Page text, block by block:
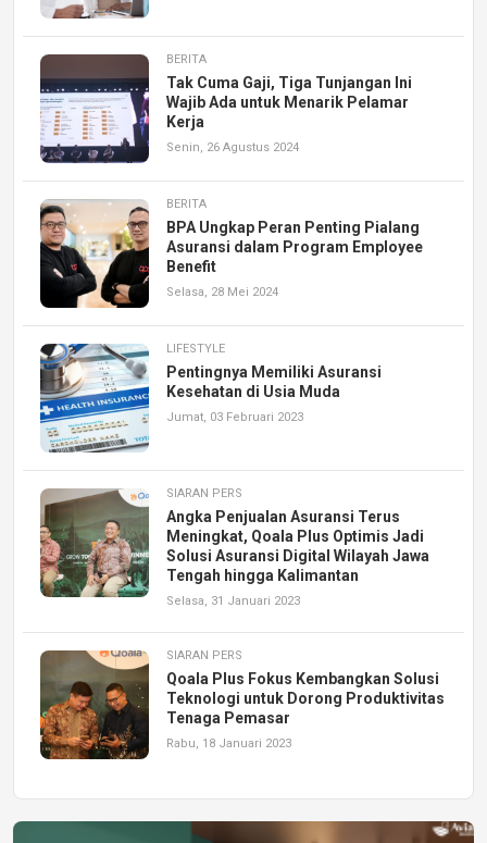
BERITA
Tak Cuma Gaji, Tiga Tunjangan Ini
Wajib Ada untuk Menarik Pelamar
Kerja
Senin, 26 Agustus 2024
BERITA
BPA Ungkap Peran Penting Pialang
Asuransi dalam Program Employee
Benefit
Selasa, 28 Mei 2024
LIFESTYLE
Pentingnya Memiliki Asuransi
Kesehatan di Usia Muda
Jumat, 03 Februari 2023
SIARAN PERS
Angka Penjualan Asuransi Terus
Meningkat, Qoala Plus Optimis Jadi
Solusi Asuransi Digital Wilayah Jawa
Tengah hingga Kalimantan
Selasa, 31 Januari 2023
SIARAN PERS
Qoala Plus Fokus Kembangkan Solusi
Teknologi untuk Dorong Produktivitas
Tenaga Pemasar
Rabu, 18 Januari 2023